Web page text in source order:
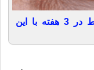
کاهش چشمگیر جای زخم و بخیه فقط در 3 هفته با این